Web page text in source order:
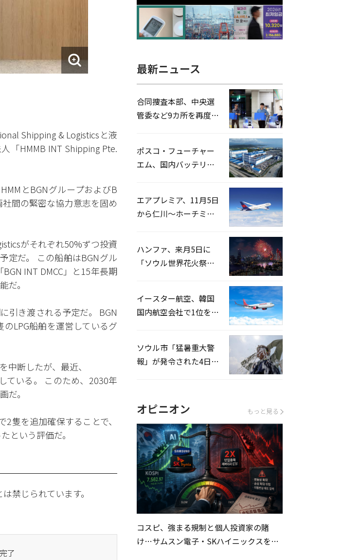
Shipping & Logisticsと液
「HMMB INT Shipping Pte.
とBGNグループおよびB
間の緊密な協力意志を固め
がそれぞれ50%ずつ投資
定だ。 この船舶はBGNグル
INT DMCC」と15年長期
だ。
引き渡される予定だ。 BGN
LPG船舶を運営しているグ
中断したが、最近、
ている。 このため、2030年
だ。
隻を追加確保することで、
という評価だ。
禁じられています。
了
高更新の可能性に需給対応体制を点
検
最新ニュース
合同捜査本部、中央選
管委など9カ所を再度家
ポスコ・フューチャー
エム、国内バッテリー
エアプレミア、11月5日
から仁川〜ホーチミン
ハンファ、来月5日に
「ソウル世界花火祭り
イースター航空、韓国
国内航空会社で1位を記
ソウル市「猛暑重大警
報」が発令された4日、
オピニオン もっと見る
コスピ、強まる規制と個人投資家の賭
け…サムスン電子・SKハイニックスを巡